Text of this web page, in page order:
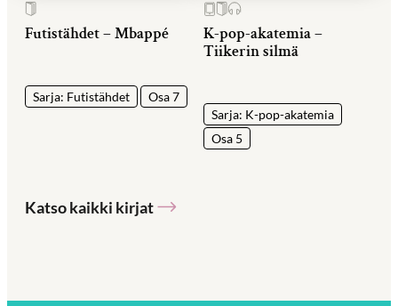
Futistähdet – Mbappé
Sarja: Futistähdet Osa 7
K-pop-akatemia –
Tiikerin silmä
Sarja: K-pop-akatemia
Osa 5
Katso kaikki kirjat